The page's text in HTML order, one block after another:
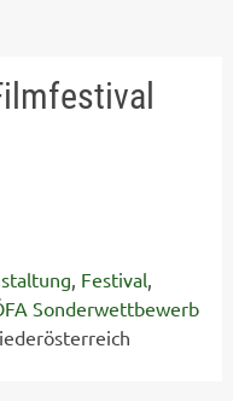
, Festival,
Sonderwettbewerb